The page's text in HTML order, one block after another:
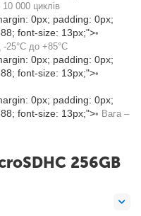
000 циклів
0px; padding: 0px;
font-size: 13px;">•
-25°C до +85°C
0px; padding: 0px;
font-size: 13px;">•
0px; padding: 0px;
font-size: 13px;">• Вага –
256GB